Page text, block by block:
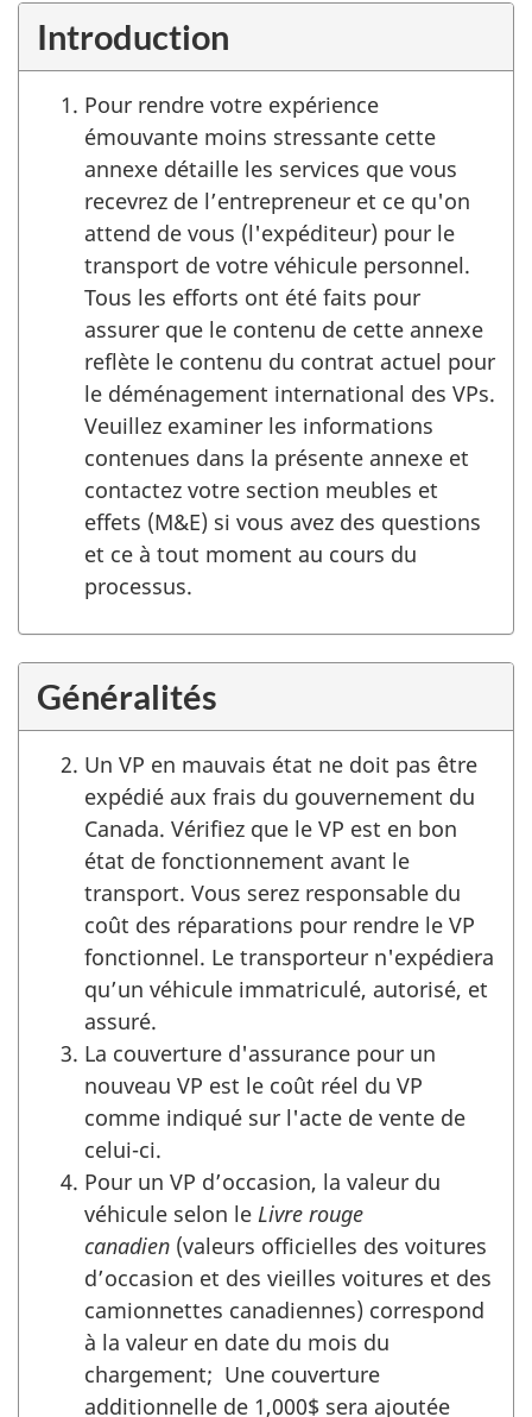
Introduction
Pour rendre votre expérience
émouvante moins stressante cette
annexe détaille les services que vous
recevrez de l’entrepreneur et ce qu'on
attend de vous (l'expéditeur) pour le
transport de votre véhicule personnel.
Tous les efforts ont été faits pour
assurer que le contenu de cette annexe
reflète le contenu du contrat actuel pour
le déménagement international des VPs.
Veuillez examiner les informations
contenues dans la présente annexe et
contactez votre section meubles et
effets (M&E) si vous avez des questions
et ce à tout moment au cours du
processus.
Généralités
Un VP en mauvais état ne doit pas être
expédié aux frais du gouvernement du
Canada. Vérifiez que le VP est en bon
état de fonctionnement avant le
transport. Vous serez responsable du
coût des réparations pour rendre le VP
fonctionnel. Le transporteur n'expédiera
qu’un véhicule immatriculé, autorisé, et
assuré.
La couverture d'assurance pour un
nouveau VP est le coût réel du VP
comme indiqué sur l'acte de vente de
celui-ci.
Pour un VP d’occasion, la valeur du
véhicule selon le Livre rouge
canadien (valeurs officielles des voitures
d’occasion et des vieilles voitures et des
camionnettes canadiennes) correspond
à la valeur en date du mois du
chargement; Une couverture
additionnelle de 1,000$ sera ajoutée